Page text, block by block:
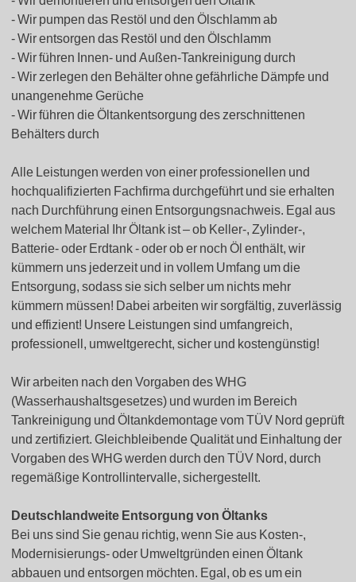
Wir pumpen das Restöl und den Ölschlamm ab
Wir entsorgen das Restöl und den Ölschlamm
Wir führen Innen- und Außen-Tankreinigung durch
Wir zerlegen den Behälter ohne gefährliche Dämpfe und
unangenehme Gerüche
Wir führen die Öltankentsorgung des zerschnittenen
Behälters durch
Alle Leistungen werden von einer professionellen und
hochqualifizierten Fachfirma durchgeführt und sie erhalten
nach Durchführung einen Entsorgungsnachweis. Egal aus
welchem Material Ihr Öltank ist – ob Keller-, Zylinder-,
Batterie- oder Erdtank - oder ob er noch Öl enthält, wir
kümmern uns jederzeit und in vollem Umfang um die
Entsorgung, sodass sie sich selber um nichts mehr
kümmern müssen! Dabei arbeiten wir sorgfältig, zuverlässig
und effizient! Unsere Leistungen sind umfangreich,
professionell, umweltgerecht, sicher und kostengünstig!
Wir arbeiten nach den Vorgaben des WHG
(Wasserhaushaltsgesetzes) und wurden im Bereich
Tankreinigung und Öltankdemontage vom TÜV Nord geprüft
und zertifiziert. Gleichbleibende Qualität und Einhaltung der
Vorgaben des WHG werden durch den TÜV Nord, durch
regemäßige Kontrollintervalle, sichergestellt.
Deutschlandweite Entsorgung von Öltanks
Bei uns sind Sie genau richtig, wenn Sie aus Kosten-,
Modernisierungs- oder Umweltgründen einen Öltank
abbauen und entsorgen möchten. Egal, ob es um ein